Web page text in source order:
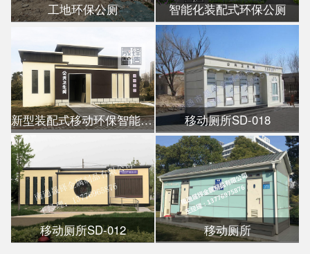
工地环保公厕 智能化装配式环保公厕
新型装配式移动环保智能公厕 移动厕所SD-018
移动厕所SD-012 移动厕所